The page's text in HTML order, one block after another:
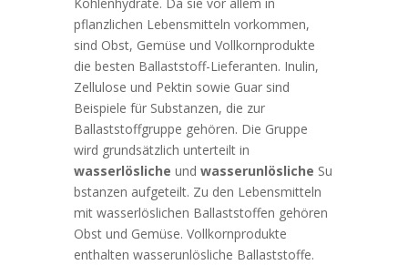
pflanzlichen Lebensmitteln vorkommen,
sind Obst, Gemüse und Vollkornprodukte
die besten Ballaststoff-Lieferanten. Inulin,
Zellulose und Pektin sowie Guar sind
Beispiele für Substanzen, die zur
Ballaststoffgruppe gehören. Die Gruppe
wird grundsätzlich unterteilt in
wasserlösliche und wasserunlösliche Su
bstanzen aufgeteilt. Zu den Lebensmitteln
mit wasserlöslichen Ballaststoffen gehören
Obst und Gemüse. Vollkornprodukte
enthalten wasserunlösliche Ballaststoffe.